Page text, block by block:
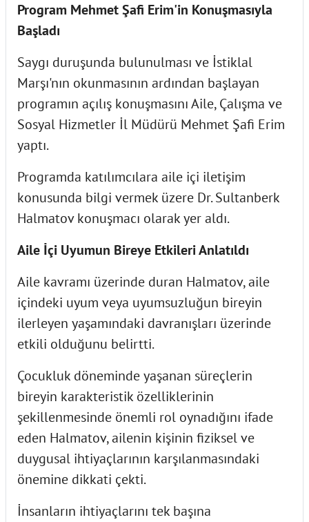
Program Mehmet Şafi Erim'in Konuşmasıyla
Başladı
Saygı duruşunda bulunulması ve İstiklal
Marşı'nın okunmasının ardından başlayan
programın açılış konuşmasını Aile, Çalışma ve
Sosyal Hizmetler İl Müdürü Mehmet Şafi Erim
yaptı.
Programda katılımcılara aile içi iletişim
konusunda bilgi vermek üzere Dr. Sultanberk
Halmatov konuşmacı olarak yer aldı.
Aile İçi Uyumun Bireye Etkileri Anlatıldı
Aile kavramı üzerinde duran Halmatov, aile
içindeki uyum veya uyumsuzluğun bireyin
ilerleyen yaşamındaki davranışları üzerinde
etkili olduğunu belirtti.
Çocukluk döneminde yaşanan süreçlerin
bireyin karakteristik özelliklerinin
şekillenmesinde önemli rol oynadığını ifade
eden Halmatov, ailenin kişinin fiziksel ve
duygusal ihtiyaçlarının karşılanmasındaki
önemine dikkati çekti.
İnsanların ihtiyaçlarını tek başına